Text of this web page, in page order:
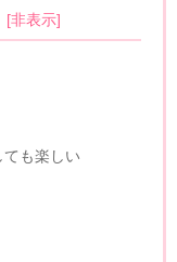
[非表示]
も楽しい